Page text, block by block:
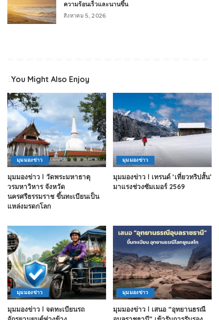
ความร้อนเร็วและนานขึ้น
สิงหาคม 5, 2026
You Might Also Enjoy
มุมมองข่าว
มุมมองข่าว l วัดพระมหาธาตุ
วรมหาวิหาร จังหวัด
นครศรีธรรมราช ขึ้นทะเบียนเป็น
แหล่งมรดกโลก
มุมมองข่าว
มุมมองข่าว l เทรนด์ ‘เที่ยวทริปสั้น’
มาแรงช่วงซัมเมอร์ 2569
มุมมองข่าว
มุมมองข่าว l จดทะเบียนรถ
มุมมองข่าว
มุมมองข่าว l เสนอ “อุทยานธรณี